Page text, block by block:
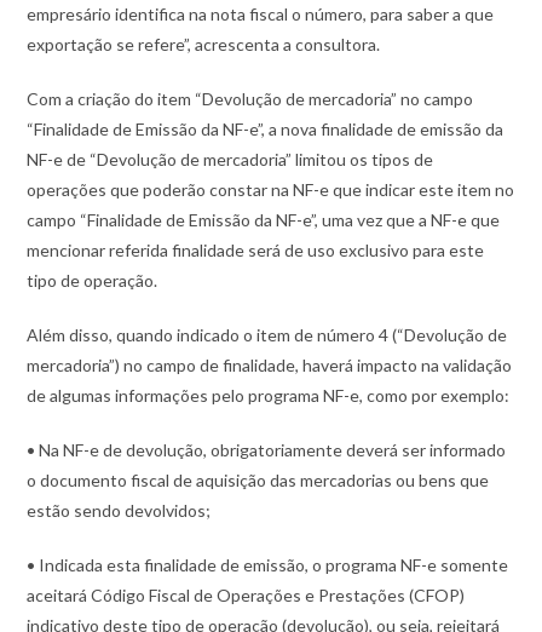
empresário identifica na nota fiscal o número, para saber a que
exportação se refere”, acrescenta a consultora.
Com a criação do item “Devolução de mercadoria” no campo
“Finalidade de Emissão da NF-e”, a nova finalidade de emissão da
NF-e de “Devolução de mercadoria” limitou os tipos de
operações que poderão constar na NF-e que indicar este item no
campo “Finalidade de Emissão da NF-e”, uma vez que a NF-e que
mencionar referida finalidade será de uso exclusivo para este
tipo de operação.
Além disso, quando indicado o item de número 4 (“Devolução de
mercadoria”) no campo de finalidade, haverá impacto na validação
de algumas informações pelo programa NF-e, como por exemplo:
• Na NF-e de devolução, obrigatoriamente deverá ser informado
o documento fiscal de aquisição das mercadorias ou bens que
estão sendo devolvidos;
• Indicada esta finalidade de emissão, o programa NF-e somente
aceitará Código Fiscal de Operações e Prestações (CFOP)
indicativo deste tipo de operação (devolução), ou seja, rejeitará